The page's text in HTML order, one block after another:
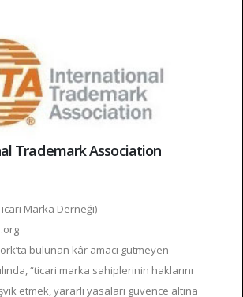
Trademark Association
Marka Derneği)
bulunan kâr amacı gütmeyen
“ticari marka sahiplerinin haklarını
etmek, yararlı yasaları güvence altına